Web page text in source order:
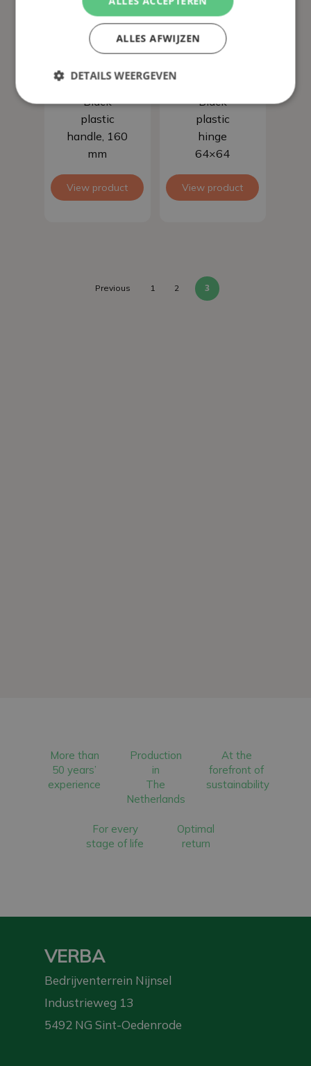
Black
plastic
handle, 160
mm
View product
Black
plastic
hinge
64×64
View product
Previous 1 2 3
More than
50 years’
experience
Production
in
The
Netherlands
At the
forefront of
sustainability
For every
stage of life
Optimal
return
VERBA
Bedrijventerrein Nijnsel
Industrieweg 13
5492 NG Sint-Oedenrode
ALLES AFWIJZEN
DETAILS WEERGEVEN